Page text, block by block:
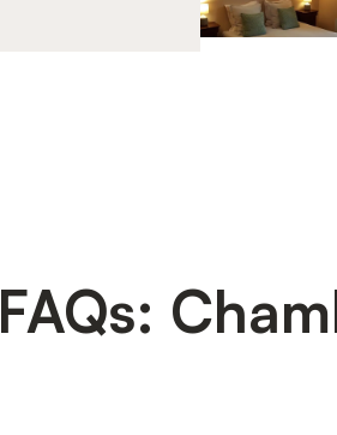
FAQs: